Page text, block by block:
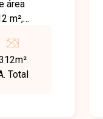
área
m²,
veículos.
e
Total